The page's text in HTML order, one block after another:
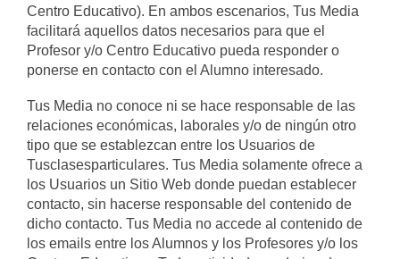
Centro Educativo). En ambos escenarios, Tus Media
facilitará aquellos datos necesarios para que el
Profesor y/o Centro Educativo pueda responder o
ponerse en contacto con el Alumno interesado.
Tus Media no conoce ni se hace responsable de las
relaciones económicas, laborales y/o de ningún otro
tipo que se establezcan entre los Usuarios de
Tusclasesparticulares. Tus Media solamente ofrece a
los Usuarios un Sitio Web donde puedan establecer
contacto, sin hacerse responsable del contenido de
dicho contacto. Tus Media no accede al contenido de
los emails entre los Alumnos y los Profesores y/o los